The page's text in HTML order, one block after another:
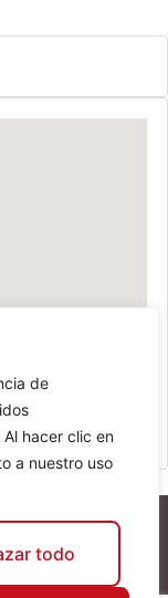
de
hacer clic en
a nuestro uso
todo